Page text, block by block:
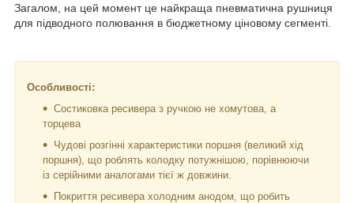
Загалом, на цей момент це найкраща пневматична рушниця
для підводного полювання в бюджетному ціновому сегменті.
Особливості:
Состиковка ресивера з ручкою не хомутова, а
торцева
Чудові розгінні характеристики поршня (великий хід
поршня), що роблять колодку потужнішою, порівнюючи
із серійними аналогами тієї ж довжини.
Покриття ресивера холодним анодом, що робить